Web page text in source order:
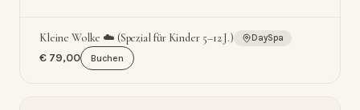
Kleine Wolke ☁️ (Spezial für Kinder 5–12 J.) DaySpa
€ 79,00 Buchen